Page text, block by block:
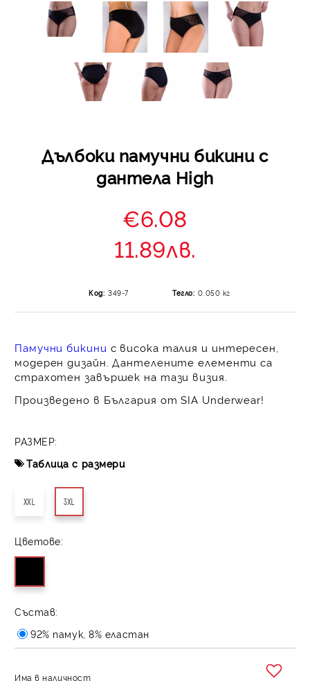
Дълбоки памучни бикини с
дантела High
€6.08
11.89лв.
Код: 349-7 Тегло: 0.050 кг
Памучни бикини с висока талия и интересен,
модерен дизайн. Дантелените елементи са
страхотен завършек на тази визия.
Произведено в България от SIA Underwear!
РАЗМЕР:
Таблица с размери
XXL 3XL
Цветове:
Състав:
92% памук, 8% еластан
Има в наличност